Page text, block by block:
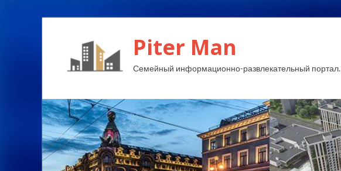
Piter Man
Семейный информационно-развлекательный портал.